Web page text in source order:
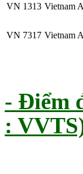
VN 1313 Vietnam
VN 7317 Vietnam
- Điểm
: